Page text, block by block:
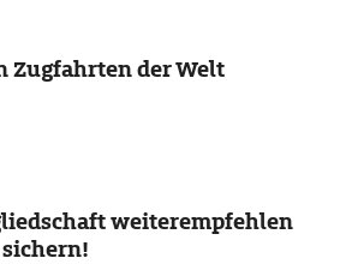
Zugfahrten der Welt
weiterempfehlen